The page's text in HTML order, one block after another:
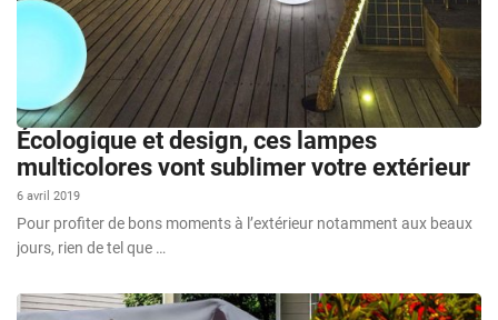
Écologique et design, ces lampes
multicolores vont sublimer votre extérieur
6 avril 2019
Pour profiter de bons moments à l’extérieur notamment aux beaux
jours, rien de tel que …